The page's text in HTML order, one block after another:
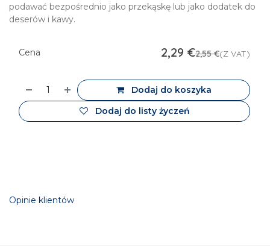
podawać bezpośrednio jako przekąskę lub jako dodatek do
deserów i kawy.
Dodaj do koszyka
Dodaj do listy życzeń
Cena 2,29 €2,55€(Z VAT)
Opinie klientów